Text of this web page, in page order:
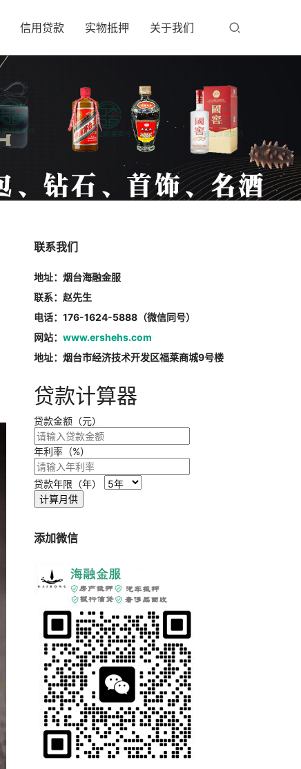
信用贷款 实物抵押 关于我们
联系我们
地址：烟台海融金服
联系：赵先生
电话：176-1624-5888（微信同号）
网站： www.ershehs.com
地址：烟台市经济技术开发区福莱商城9号楼
贷款计算器
贷款金额（元）
年利率（%）
贷款年限（年）
计算月供
添加微信